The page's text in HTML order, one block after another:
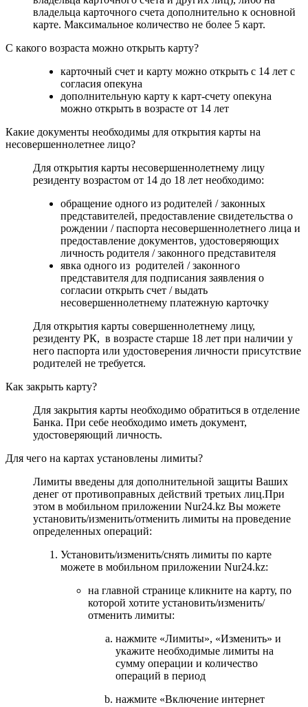
владельца карточного счета дополнительно к основной
карте. Максимальное количество не более 5 карт.
С какого возраста можно открыть карту?
карточный счет и карту можно открыть с 14 лет с
согласия опекуна
дополнительную карту к карт-счету опекуна
можно открыть в возрасте от 14 лет
Какие документы необходимы для открытия карты на
несовершеннолетнее лицо?
Для открытия карты несовершеннолетнему лицу
резиденту возрастом от 14 до 18 лет необходимо:
обращение одного из родителей / законных
представителей, предоставление свидетельства о
рождении / паспорта несовершеннолетнего лица и
предоставление документов, удостоверяющих
личность родителя / законного представителя
явка одного из родителей / законного
представителя для подписания заявления о
согласии открыть счет / выдать
несовершеннолетнему платежную карточку
Для открытия карты совершеннолетнему лицу,
резиденту РК, в возрасте старше 18 лет при наличии у
него паспорта или удостоверения личности присутствие
родителей не требуется.
Как закрыть карту?
Для закрытия карты необходимо обратиться в отделение
Банка. При себе необходимо иметь документ,
удостоверяющий личность.
Для чего на картах установлены лимиты?
Лимиты введены для дополнительной защиты Ваших
денег от противоправных действий третьих лиц.При
этом в мобильном приложении Nur24.kz Вы можете
установить/изменить/отменить лимиты на проведение
определенных операций:
Установить/изменить/снять лимиты по карте
можете в мобильном приложении Nur24.kz:
на главной странице кликните на карту, по
которой хотите установить/изменить/
отменить лимиты:
нажмите «Лимиты», «Изменить» и
укажите необходимые лимиты на
сумму операции и количество
операций в период
нажмите «Включение интернет